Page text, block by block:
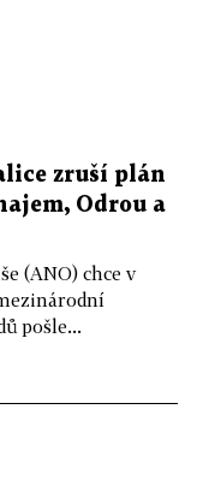
zruší plán
Odrou a
(ANO) chce v
pošle...